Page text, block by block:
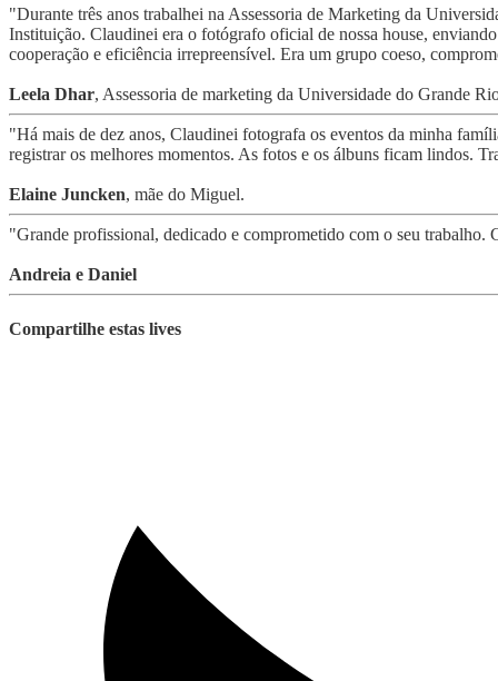
"Durante três anos trabalhei na Assessoria de Marketing da
Instituição. Claudinei era o fotógrafo oficial de nossa house,
cooperação e eficiência irrepreensível. Era um grupo coeso,
Leela Dhar, Assessoria de marketing da Universidade do Grande
"Há mais de dez anos, Claudinei fotografa os eventos da minha
registrar os melhores momentos. As fotos e os álbuns ficam lindos.
Elaine Juncken, mãe do Miguel.
"Grande profissional, dedicado e comprometido com o seu trabalho.
Andreia e Daniel
Compartilhe estas lives